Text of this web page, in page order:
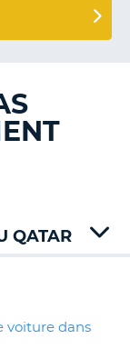
QATAR
voiture dans